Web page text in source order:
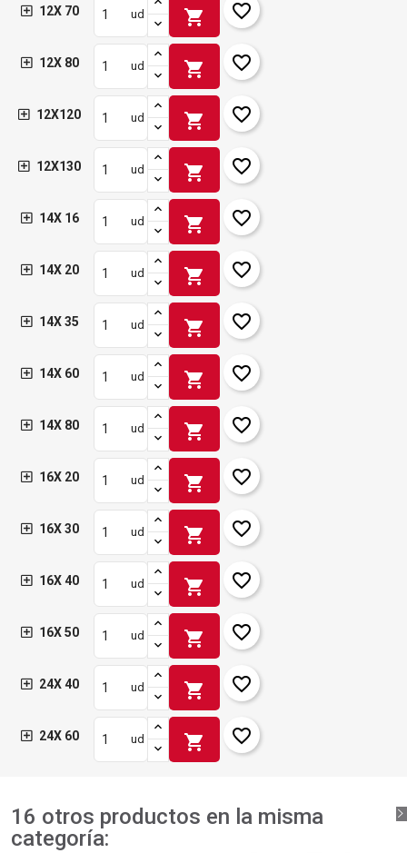
12X 70 ud shopping_cart favorite_border
12X 80 ud shopping_cart favorite_border
12X120 ud shopping_cart favorite_border
12X130 ud shopping_cart favorite_border
14X 16 ud shopping_cart favorite_border
14X 20 ud shopping_cart favorite_border
14X 35 ud shopping_cart favorite_border
14X 60 ud shopping_cart favorite_border
14X 80 ud shopping_cart favorite_border
16X 20 ud shopping_cart favorite_border
16X 30 ud shopping_cart favorite_border
16X 40 ud shopping_cart favorite_border
16X 50 ud shopping_cart favorite_border
24X 40 ud shopping_cart favorite_border
24X 60 ud shopping_cart favorite_border
16 otros productos en la misma
categoría: